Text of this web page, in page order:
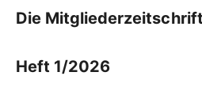
Die Mitgliederzeitschrift
Heft 1/2026